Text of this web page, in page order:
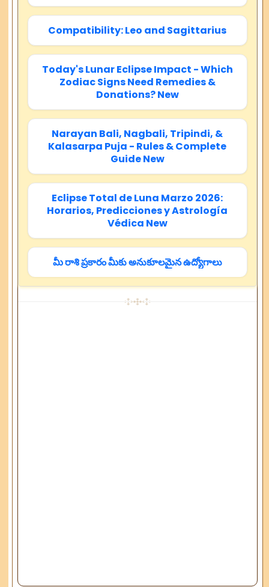
Compatibility: Leo and Sagittarius
Today's Lunar Eclipse Impact - Which
Zodiac Signs Need Remedies &
Donations? New
Narayan Bali, Nagbali, Tripindi, &
Kalasarpa Puja - Rules & Complete
Guide New
Eclipse Total de Luna Marzo 2026:
Horarios, Predicciones y Astrología
Védica New
మీ రాశి ప్రకారం మీకు అనుకూలమైన ఉద్యోగాలు